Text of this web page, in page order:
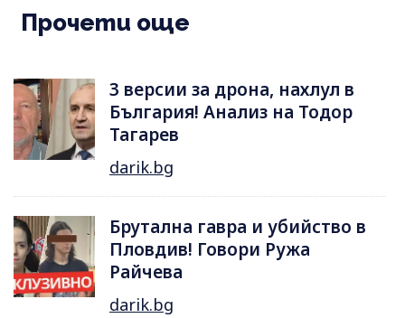
Прочети още
3 версии за дрона, нахлул в
България! Анализ на Тодор
Тагарев
darik.bg
Брутална гавра и убийство в
Пловдив! Говори Ружа
Райчева
darik.bg